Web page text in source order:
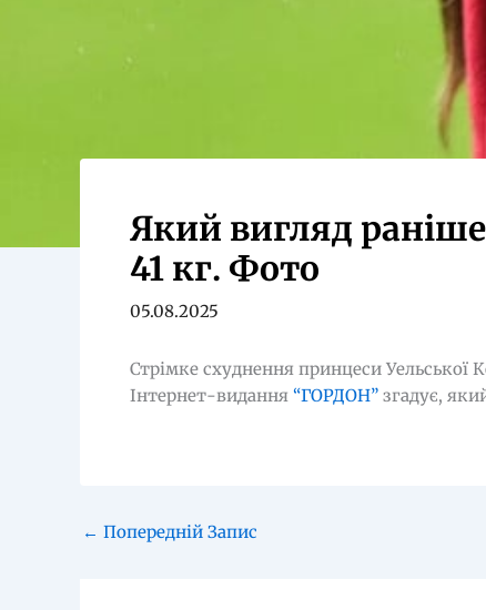
Який вигляд
41 кг. Фото
05.08.2025
Стрімке схуднення принцеси Уельської
Інтернет-видання “ГОРДОН” згадує,
← Попередній Запис